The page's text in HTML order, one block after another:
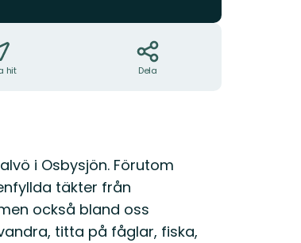
hit Dela
i Osbysjön. Förutom
täkter från
också bland oss
titta på fåglar, fiska,